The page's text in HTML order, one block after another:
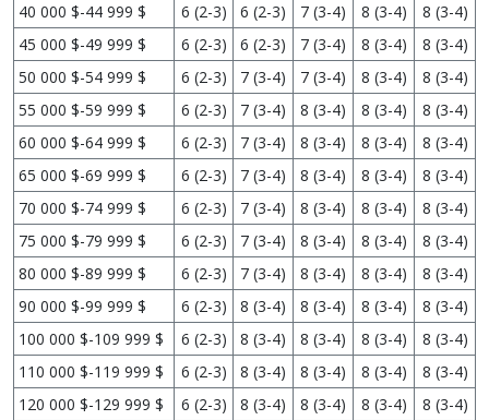
40 000 $-44 999 $
6 (2-3) 6 (2-3) 7 (3-4) 8 (3-4)
8 (3-4)
45 000 $-49 999 $
6 (2-3) 6 (2-3) 7 (3-4) 8 (3-4)
8 (3-4)
50 000 $-54 999 $
6 (2-3) 7 (3-4) 7 (3-4) 8 (3-4)
8 (3-4)
55 000 $-59 999 $
6 (2-3) 7 (3-4) 8 (3-4) 8 (3-4)
8 (3-4)
60 000 $-64 999 $
6 (2-3) 7 (3-4) 8 (3-4) 8 (3-4)
8 (3-4)
65 000 $-69 999 $
6 (2-3) 7 (3-4) 8 (3-4) 8 (3-4)
8 (3-4)
70 000 $-74 999 $
6 (2-3) 7 (3-4) 8 (3-4) 8 (3-4)
8 (3-4)
75 000 $-79 999 $
6 (2-3) 7 (3-4) 8 (3-4) 8 (3-4)
8 (3-4)
80 000 $-89 999 $
6 (2-3) 7 (3-4) 8 (3-4) 8 (3-4)
8 (3-4)
90 000 $-99 999 $
6 (2-3) 8 (3-4) 8 (3-4) 8 (3-4)
8 (3-4)
100 000 $-109 999 $
6 (2-3) 8 (3-4) 8 (3-4) 8 (3-4)
8 (3-4)
110 000 $-119 999 $
6 (2-3) 8 (3-4) 8 (3-4) 8 (3-4)
8 (3-4)
120 000 $-129 999 $
6 (2-3) 8 (3-4) 8 (3-4) 8 (3-4)
8 (3-4)